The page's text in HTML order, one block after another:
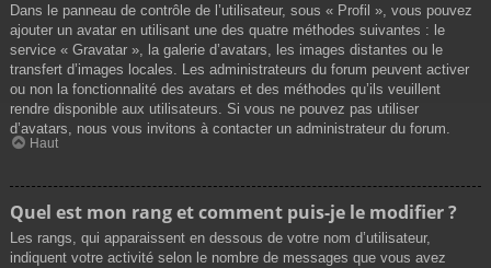
Dans le panneau de contrôle de l’utilisateur, sous « Profil », vous pouvez
ajouter un avatar en utilisant une des quatre méthodes suivantes : le
service « Gravatar », la galerie d’avatars, les images distantes ou le
transfert d’images locales. Les administrateurs du forum peuvent activer
ou non la fonctionnalité des avatars et des méthodes qu’ils veuillent
rendre disponible aux utilisateurs. Si vous ne pouvez pas utiliser
d’avatars, nous vous invitons à contacter un administrateur du forum.
Haut
Quel est mon rang et comment puis-je le modifier ?
Les rangs, qui apparaissent en dessous de votre nom d’utilisateur,
indiquent votre activité selon le nombre de messages que vous avez